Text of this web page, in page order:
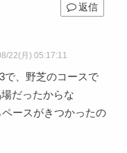
返信
22(月) 05:17:11
で、野芝のコースで
だったからな
ースがきつかったの